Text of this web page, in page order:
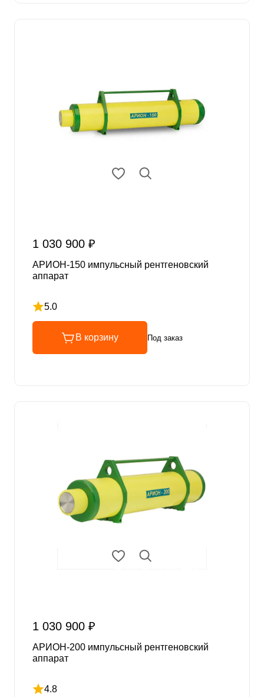
1 030 900 ₽
АРИОН-150 импульсный рентгеновский
аппарат
5.0
Рейтинг 5 из 5
В корзину Под заказ
1 030 900 ₽
АРИОН-200 импульсный рентгеновский
аппарат
4.8
Рейтинг 4.8 из 5